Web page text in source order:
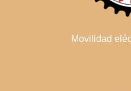
Movilidad